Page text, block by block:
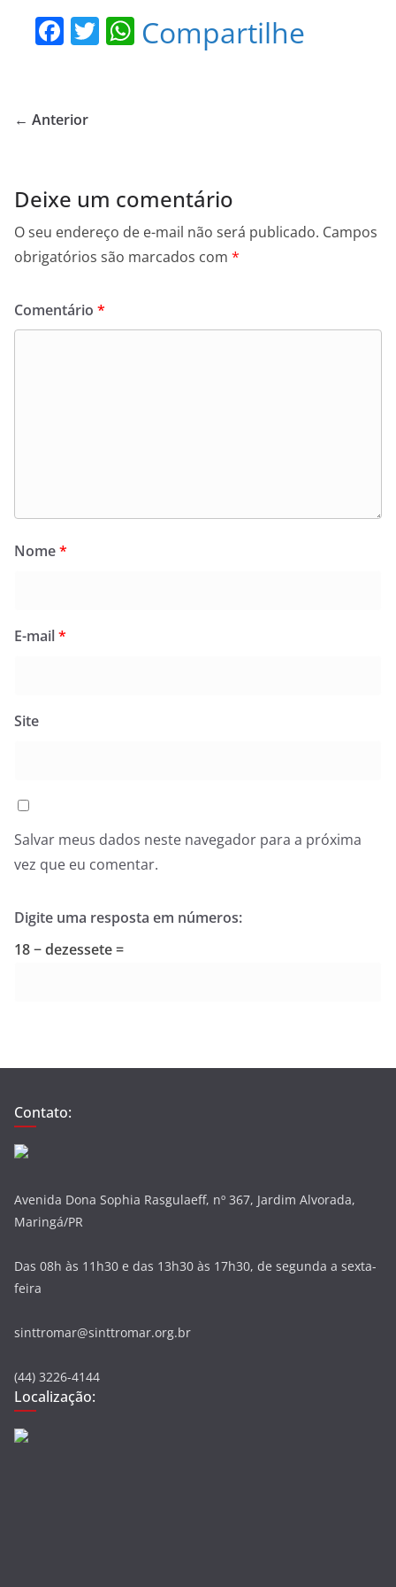
F
e
o
k
T W
p
Compartilhe
← Anterior
Deixe um comentário
O seu endereço de e-mail não será publicado. Campos
obrigatórios são marcados com *
Comentário *
Nome*
E-mail*
Site
Salvar meus dados neste navegador para a próxima
vez que eu comentar.
Digite uma resposta em números:
18 − dezessete =
Contato:
Avenida Dona Sophia Rasgulaeff, nº 367, Jardim Alvorada,
Maringá/PR
Das 08h às 11h30 e das 13h30 às 17h30, de segunda a sexta-
feira
sinttromar@sinttromar.org.br
(44) 3226-4144
Localização: